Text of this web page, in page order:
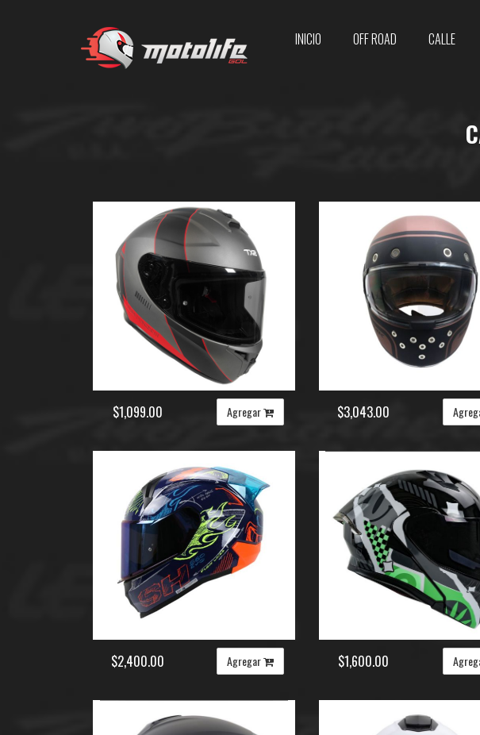
INICIO OFF ROAD CALLE
$1,099.00 Agregar $3,043.00
$2,400.00 Agregar $1,600.00